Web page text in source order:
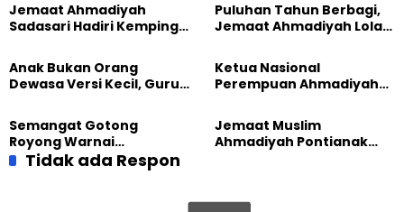
Jemaat Ahmadiyah
Sadasari Hadiri Kemping
Majalengka
Puluhan Tahun Berbagi,
Jemaat Ahmadiyah Lolak
Sembako kepada Warga
Anak Bukan Orang
Dewasa Versi Kecil, Guru
Pendidikan BERLIAN
Ketua Nasional
Perempuan Ahmadiyah
Besar Universitas
Terbuka
Semangat Gotong
Royong Warnai
Pembangunan Kembali
Jemaat Muslim
Ahmadiyah Pontianak
Tidak ada Respon